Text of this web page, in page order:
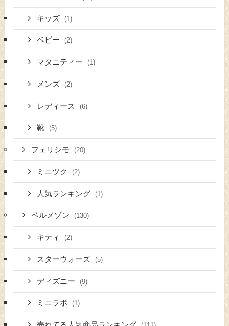
キッズ (1)
ベビー (2)
マタニティー (1)
メンズ (2)
レディース (6)
靴 (5)
フェリシモ (20)
ミニツク (2)
人気ランキング (1)
ベルメゾン (130)
キティ (2)
スターウォーズ (5)
ディズニー (9)
ミニラボ (1)